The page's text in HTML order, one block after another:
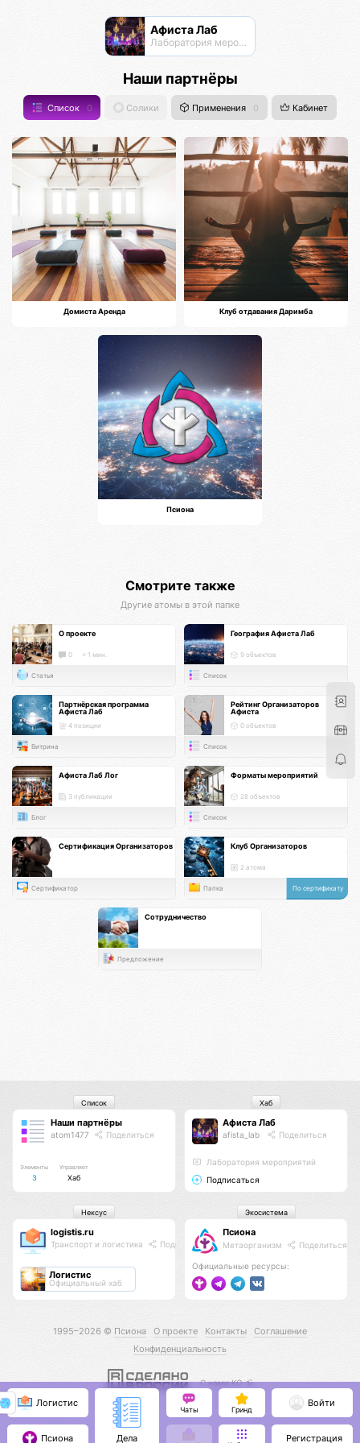
Афиста Лаб
Лаборатория мероприятий
Наши партнёры
Список 0 Солики Применения 0 Кабинет
Домиста Аренда Клуб отдавания Даримба
Псиона
Смотрите также
Другие атомы в этой папке
О проекте
0 < 1 мин.
Статья
География Афиста Лаб
9 объектов
Список
Партнёрская программа
Афиста Лаб
4 позиции
Витрина
Рейтинг Организаторов
Афиста
0 объектов
Список
Афиста Лаб Лог
3 публикации
Блог
Форматы мероприятий
28 объектов
Список
Сертификация Организаторов
Сертификатор
Клуб Организаторов
2 атома
Папка По сертификату
Сотрудничество
Предложение
Наши партнёры
atom1477 Поделиться
Элементы
3
Управляет
Хаб
Список
Афиста Лаб
afista_lab Поделиться
Лаборатория мероприятий
Подписаться
Хаб
logistis.ru
Транспорт и логистика Поделиться
Логистис
Официальный хаб
Нексус
Псиона
Метаорганизм Поделиться
Официальные ресурсы:
Экосистема
1995–2026 © Псиона О проекте Контакты
Соглашение
Конфиденциальность
С нами КО 🕉️
Логистис
Псиона Дела
Чаты Гринд
Войти
Регистрация